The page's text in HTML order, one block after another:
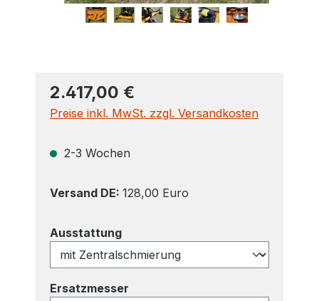
2.417,00 €
Preise inkl. MwSt. zzgl. Versandkosten
2-3 Wochen
Versand DE: 128,00 Euro
Ausstattungauswählen
Ersatzmesser